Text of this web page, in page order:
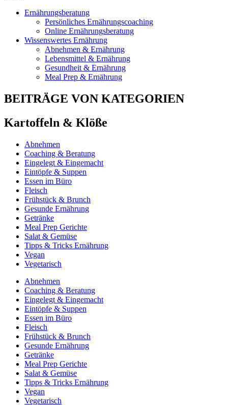
Ernährungsberatung
Persönliches Ernährungscoaching
Online Ernährungsberatung
Wissenswertes Ernährung
Abnehmen & Ernährung
Lebensmittel & Ernährung
Gesundheit & Ernährung
Meal Prep & Ernährung
BEITRÄGE VON KATEGORIEN
Kartoffeln & Klöße
Abnehmen
Coaching & Beratung
Eingelegt & Eingemacht
Eintöpfe & Suppen
Essen im Büro
Fleisch
Frühstück & Brunch
Gesunde Ernährung
Getränke
Meal Prep Gerichte
Salat & Gemüse
Tipps & Tricks Ernährung
Vegan
Vegetarisch
Abnehmen
Coaching & Beratung
Eingelegt & Eingemacht
Eintöpfe & Suppen
Essen im Büro
Fleisch
Frühstück & Brunch
Gesunde Ernährung
Getränke
Meal Prep Gerichte
Salat & Gemüse
Tipps & Tricks Ernährung
Vegan
Vegetarisch